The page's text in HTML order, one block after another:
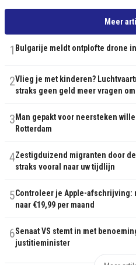
Meer
1 Bulgarije meldt ontplofte drone
2Vlieg je met kinderen?
straks geen geld meer vragen
3 Man gepakt voor neersteken
Rotterdam
4Zestigduizend migranten door
straks vooral naar uw tijdlijn
5Controleer je Apple-afschrijving:
naar €19,99 per maand
6Senaat VS stemt in met
justitieminister